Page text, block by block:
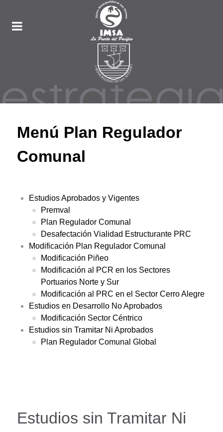
Menú Plan Regulador
Comunal
Estudios Aprobados y Vigentes
Premval
Plan Regulador Comunal
Desafectación Vialidad Estructurante PRC
Modificación Plan Regulador Comunal
Modificación Piñeo
Modificación al PCR en los Sectores
Portuarios Norte y Sur
Modificación al PRC en el Sector Cerro Alegre
Estudios en Desarrollo No Aprobados
Modificación Sector Céntrico
Estudios sin Tramitar Ni Aprobados
Plan Regulador Comunal Global
Estudios sin Tramitar Ni